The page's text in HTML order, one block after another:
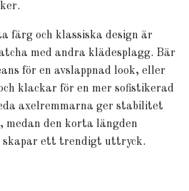
färg och klassiska design är
med andra klädesplagg. Bär
för en avslappnad look, eller
klackar för en mer sofistikerad
axelremmarna ger stabilitet
medan den korta längden
skapar ett trendigt uttryck.